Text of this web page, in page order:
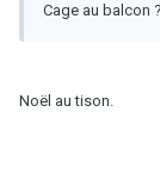
Cage au balcon ?
Noël au tison.